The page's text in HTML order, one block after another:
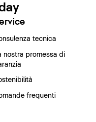
tecnica
nostra promessa di
frequenti